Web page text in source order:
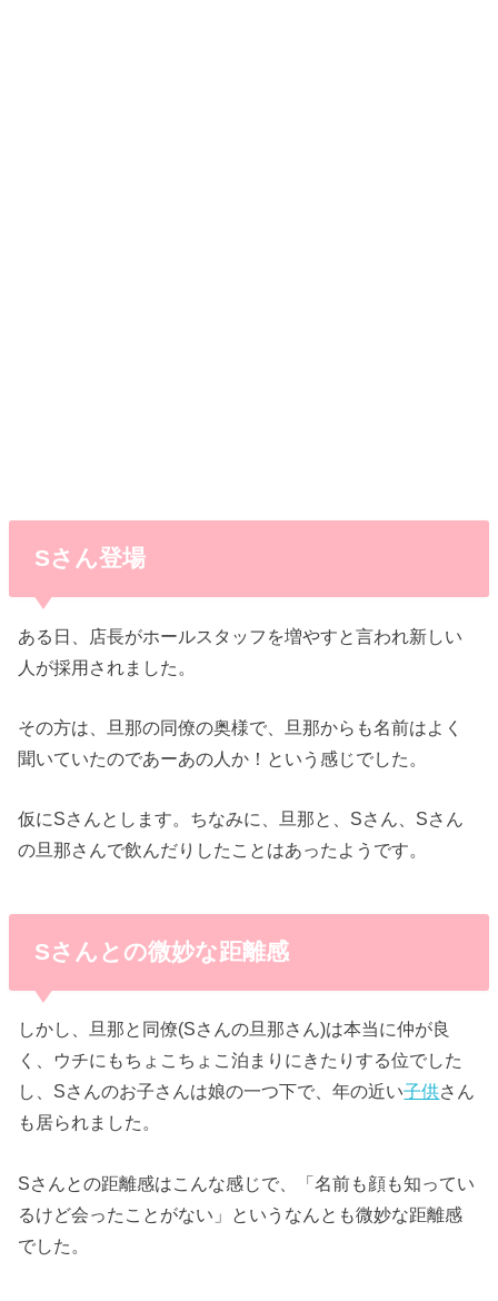
Sさん登場
ある日、店長がホールスタッフを増やすと言われ新しい
人が採用されました。
その方は、旦那の同僚の奥様で、旦那からも名前はよく
聞いていたのであーあの人か！という感じでした。
仮にSさんとします。ちなみに、旦那と、Sさん、Sさん
の旦那さんで飲んだりしたことはあったようです。
Sさんとの微妙な距離感
しかし、旦那と同僚(Sさんの旦那さん)は本当に仲が良
く、ウチにもちょこちょこ泊まりにきたりする位でした
し、Sさんのお子さんは娘の一つ下で、年の近い子供さん
も居られました。
Sさんとの距離感はこんな感じで、「名前も顔も知ってい
るけど会ったことがない」というなんとも微妙な距離感
でした。